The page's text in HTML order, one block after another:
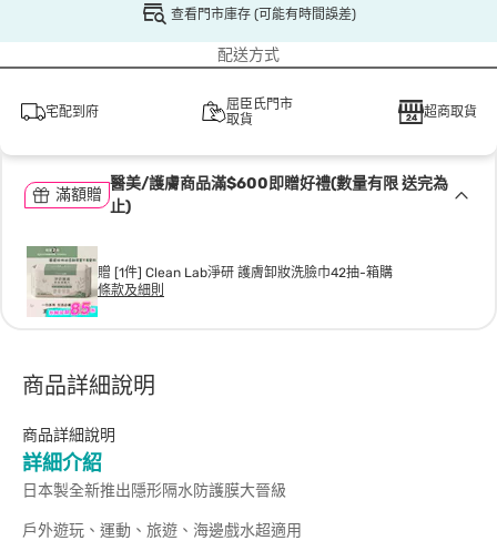
查看門市庫存 (可能有時間誤差)
配送方式
宅配到府
屈臣氏門市
取貨
超商取貨
滿額贈
醫美/護膚商品滿$600即贈好禮(數量有限 送完為
止)
贈 [1件] Clean Lab淨研 護膚卸妝洗臉巾42抽-箱購
條款及細則
商品詳細說明
商品詳細說明
詳細介紹
日本製全新推出隱形隔水防護膜大晉級
戶外遊玩、運動、旅遊、海邊戲水超適用